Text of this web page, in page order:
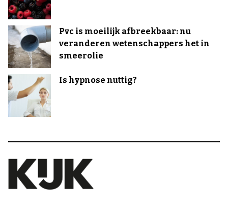
Pvc is moeilijk afbreekbaar: nu
veranderen wetenschappers het in
smeerolie
Is hypnose nuttig?